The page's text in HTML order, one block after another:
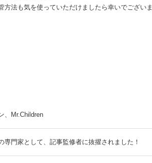
法も気を使っていただけましたら幸いでございま
、Mr.Children
専門家として、記事監修者に抜擢されました！